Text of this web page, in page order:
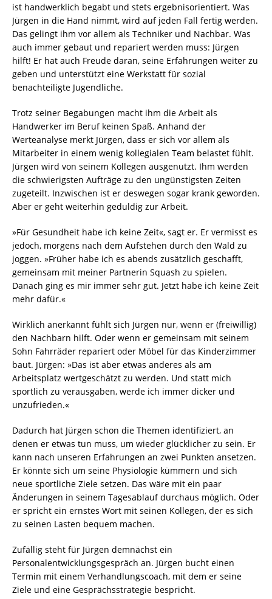
ist handwerklich begabt und stets ergebnisorientiert. Was
Jürgen in die Hand nimmt, wird auf jeden Fall fertig werden.
Das gelingt ihm vor allem als Techniker und Nachbar. Was
auch immer gebaut und repariert werden muss: Jürgen
hilft! Er hat auch Freude daran, seine Erfahrungen weiter zu
geben und unterstützt eine Werkstatt für sozial
benachteiligte Jugendliche.
Trotz seiner Begabungen macht ihm die Arbeit als
Handwerker im Beruf keinen Spaß. Anhand der
Werteanalyse merkt Jürgen, dass er sich vor allem als
Mitarbeiter in einem wenig kollegialen Team belastet fühlt.
Jürgen wird von seinem Kollegen ausgenutzt. Ihm werden
die schwierigsten Aufträge zu den ungünstigsten Zeiten
zugeteilt. Inzwischen ist er deswegen sogar krank geworden.
Aber er geht weiterhin geduldig zur Arbeit.
»Für Gesundheit habe ich keine Zeit«, sagt er. Er vermisst es
jedoch, morgens nach dem Aufstehen durch den Wald zu
joggen. »Früher habe ich es abends zusätzlich geschafft,
gemeinsam mit meiner Partnerin Squash zu spielen.
Danach ging es mir immer sehr gut. Jetzt habe ich keine Zeit
mehr dafür.«
Wirklich anerkannt fühlt sich Jürgen nur, wenn er (freiwillig)
den Nachbarn hilft. Oder wenn er gemeinsam mit seinem
Sohn Fahrräder repariert oder Möbel für das Kinderzimmer
baut. Jürgen: »Das ist aber etwas anderes als am
Arbeitsplatz wertgeschätzt zu werden. Und statt mich
sportlich zu verausgaben, werde ich immer dicker und
unzufrieden.«
Dadurch hat Jürgen schon die Themen identifiziert, an
denen er etwas tun muss, um wieder glücklicher zu sein. Er
kann nach unseren Erfahrungen an zwei Punkten ansetzen.
Er könnte sich um seine Physiologie kümmern und sich
neue sportliche Ziele setzen. Das wäre mit ein paar
Änderungen in seinem Tagesablauf durchaus möglich. Oder
er spricht ein ernstes Wort mit seinen Kollegen, der es sich
zu seinen Lasten bequem machen.
Zufällig steht für Jürgen demnächst ein
Personalentwicklungsgespräch an. Jürgen bucht einen
Termin mit einem Verhandlungscoach, mit dem er seine
Ziele und eine Gesprächsstrategie bespricht.